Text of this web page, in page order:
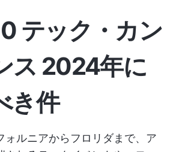
テック・カン
ス 2024年に
き件
ォルニアからフロリダまで、ア